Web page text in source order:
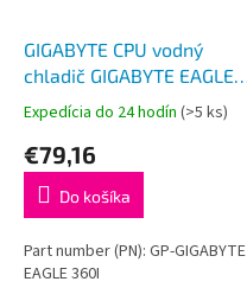
GIGABYTE CPU vodný
chladič GIGABYTE EAGLE
360I
Expedícia do 24 hodín (>5 ks)
€79,16
Do košíka
Part number (PN): GP-GIGABYTE
EAGLE 360I